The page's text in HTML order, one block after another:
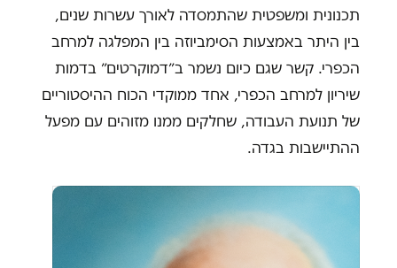
תכנונית ומשפטית שהתמסדה לאורך עשרות שנים,
בין היתר באמצעות הסימביוזה בין המפלגה למרחב
הכפרי. קשר שגם כיום נשמר ב״דמוקרטים״ בדמות
שיריון למרחב הכפרי, אחד ממוקדי הכוח ההיסטוריים
של תנועת העבודה, שחלקים ממנו מזוהים עם מפעל
ההתיישבות בגדה.